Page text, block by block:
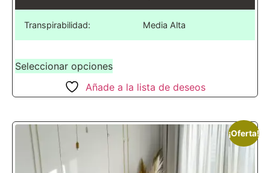
Transpirabilidad: Media Alta
Seleccionar opciones
Añade a la lista de deseos
¡Oferta!